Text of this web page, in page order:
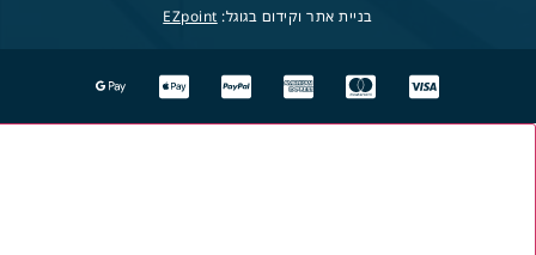
בניית אתר וקידום בגוגל: EZpoint